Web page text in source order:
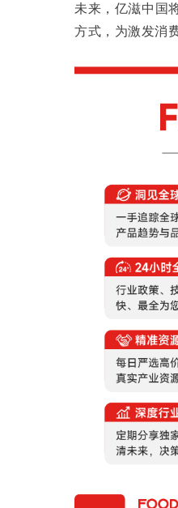
未来，亿滋中国
方式，为激发消